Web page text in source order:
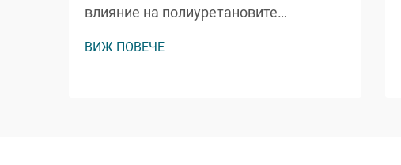
влияние на полиуретановите
строителство Строителната и
ВИЖ ПОВЕЧЕ